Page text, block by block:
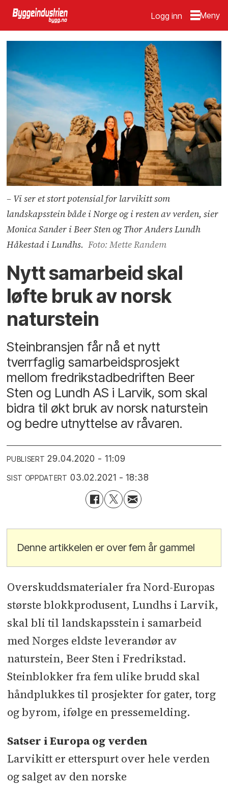
Logg inn
– Vi ser et stort potensial for larvikitt som
landskapsstein både i Norge og i resten av verden, sier
Monica Sander i Beer Sten og Thor Anders Lundh
Håkestad i Lundhs. Foto: Mette Randem
Nytt samarbeid skal
løfte bruk av norsk
naturstein
Steinbransjen får nå et nytt
tverrfaglig samarbeidsprosjekt
mellom fredrikstadbedriften Beer
Sten og Lundh AS i Larvik, som skal
bidra til økt bruk av norsk naturstein
og bedre utnyttelse av råvaren.
PUBLISERT 29.04.2020 - 11:09
SIST OPPDATERT 03.02.2021 - 18:38
Denne artikkelen er over fem år gammel
Overskuddsmaterialer fra Nord-Europas
største blokkprodusent, Lundhs i Larvik,
skal bli til landskapsstein i samarbeid
med Norges eldste leverandør av
naturstein, Beer Sten i Fredrikstad.
Steinblokker fra fem ulike brudd skal
håndplukkes til prosjekter for gater, torg
og byrom, ifølge en pressemelding.
Satser i Europa og verden
Larvikitt er etterspurt over hele verden
og salget av den norske